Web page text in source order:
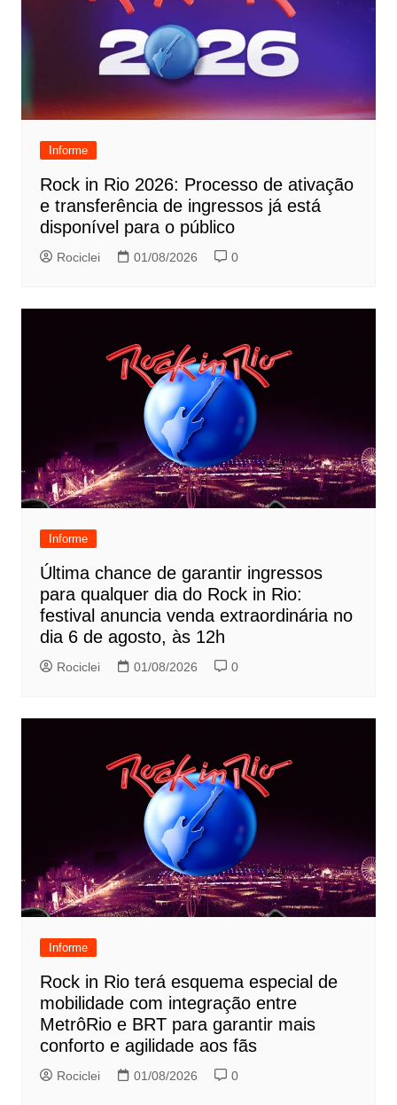
Informe
Rock in Rio 2026: Processo de ativação
e transferência de ingressos já está
disponível para o público
Rociclei 01/08/2026 0
Informe
Última chance de garantir ingressos
para qualquer dia do Rock in Rio:
festival anuncia venda extraordinária no
dia 6 de agosto, às 12h
Rociclei 01/08/2026 0
Informe
Rock in Rio terá esquema especial de
mobilidade com integração entre
MetrôRio e BRT para garantir mais
conforto e agilidade aos fãs
Rociclei 01/08/2026 0